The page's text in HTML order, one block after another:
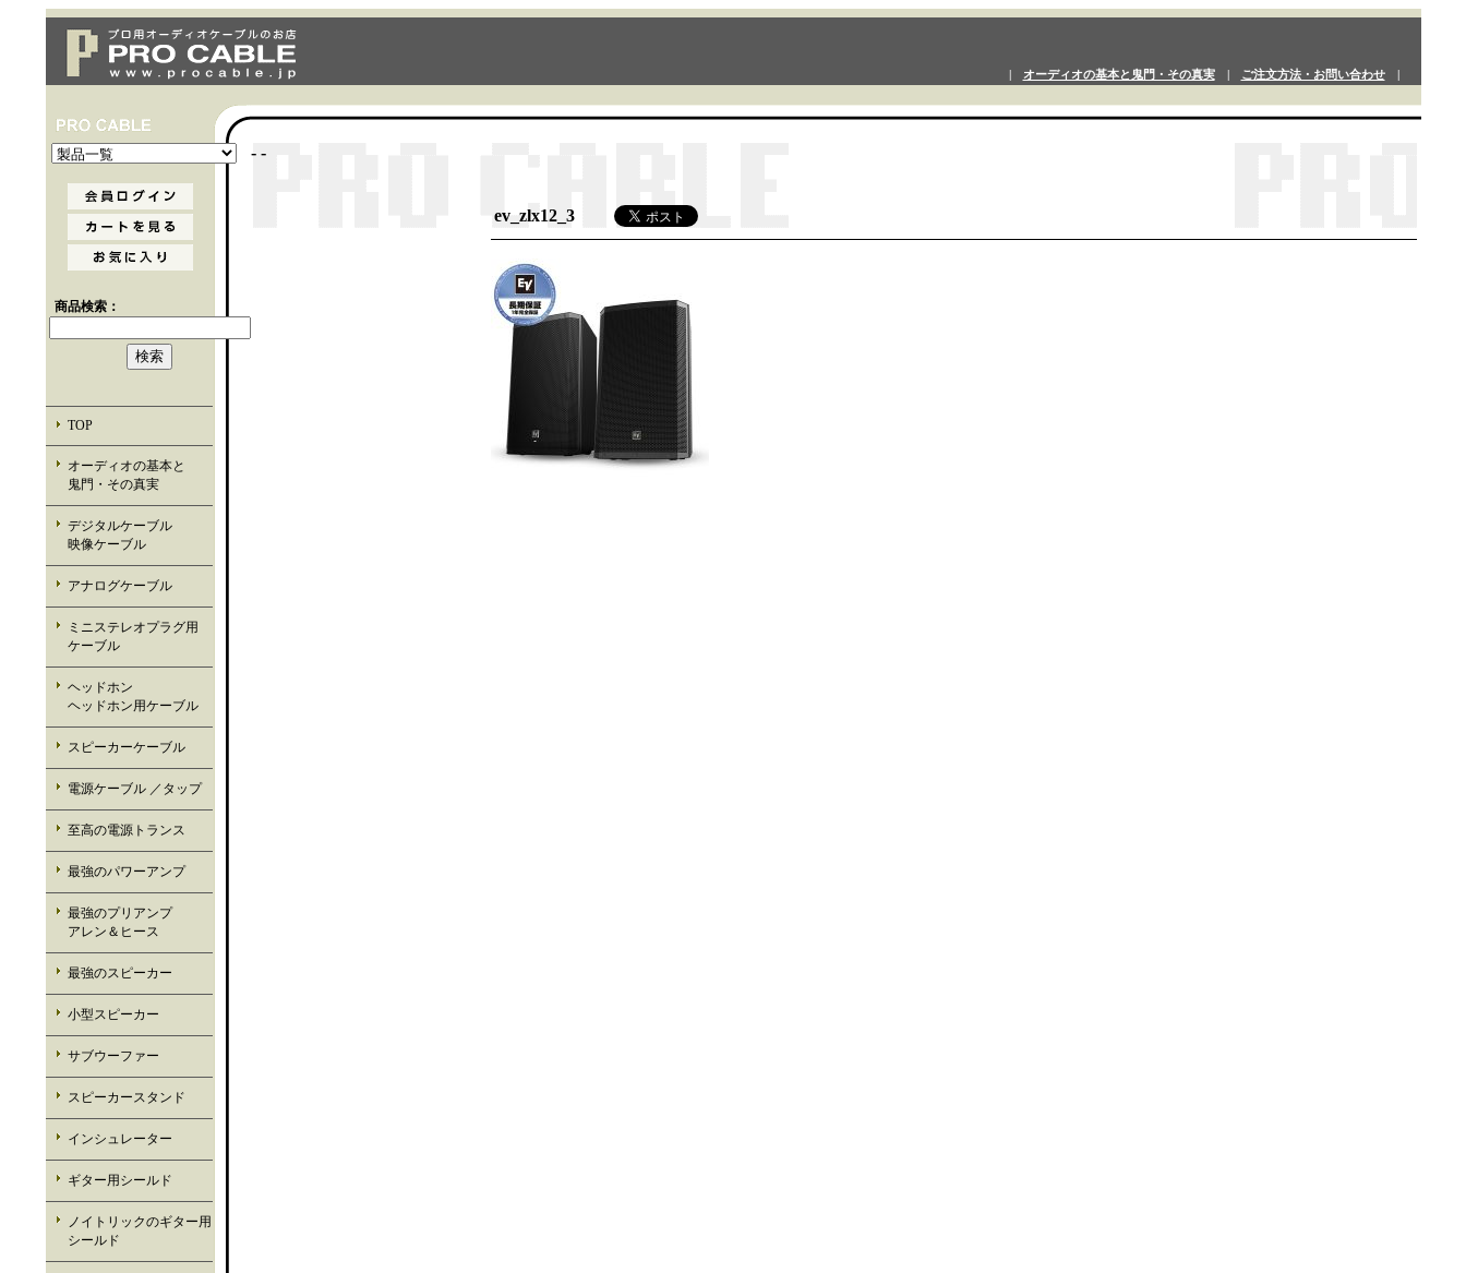
オーディオの基本と鬼門・その真実| ご注文方法・お問い合わせ|
商品検索：
TOP
オーディオの基本と
鬼門・その真実
デジタルケーブル
映像ケーブル
アナログケーブル
ミニステレオプラグ用
ケーブル
ヘッドホン
ヘッドホン用ケーブル
スピーカーケーブル
電源ケーブル ／タップ
至高の電源トランス
最強のパワーアンプ
最強のプリアンプ
アレン＆ヒース
最強のスピーカー
小型スピーカー
サブウーファー
スピーカースタンド
インシュレーター
ギター用シールド
ノイトリックのギター用
シールド
- -
ev_zlx12_3